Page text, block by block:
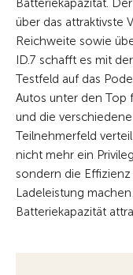
Batteriekapazität.
über das attraktivste
Reichweite sowie
ID.7 schafft es mit
Testfeld auf das
Autos unter den Top
und die
Teilnehmerfeld
nicht mehr ein
sondern die
Ladeleistung
Batteriekapazität